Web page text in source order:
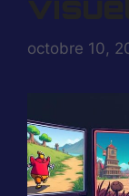
octobre 10,